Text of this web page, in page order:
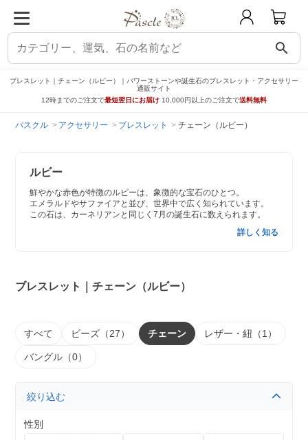
search
ブレスレット｜チェーン（ルビー）｜パワーストーンや誕生石のブレスレット・アクセサリー
通販サイト
12時までのご注文で最短翌日にお届け 10,000円以上のご注文で送料無料
パスクル アクセサリー ブレスレット チェーン（ルビー）
ルビー
鮮やかな赤色が特徴のルビーは、象徴的な宝石のひとつ。
エメラルドやサファイアと並び、世界中で広く知られています。
この石は、カーネリアンと同じく7月の誕生石に数えられます。
詳しく知る
ブレスレット｜チェーン（ルビー）
すべて ビーズ（27） チェーン レザー・紐（1）
バングル（0）
絞り込む
性別